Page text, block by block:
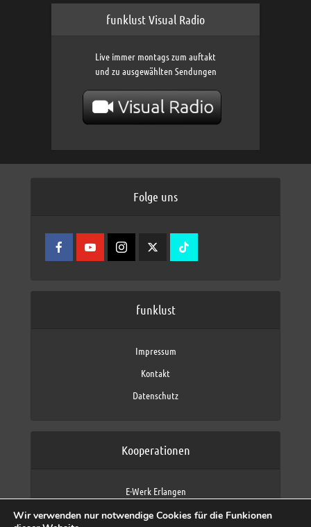
funklust Visual Radio
Live immer montags zum auftakt
und zu ausgewählten Sendungen
Folge uns
funklust
Impressum
Kontakt
Datenschutz
Kooperationen
E-Werk Erlangen
Fraunhofer IIS
Wir verwenden nur notwendige Cookies für die Funkionen